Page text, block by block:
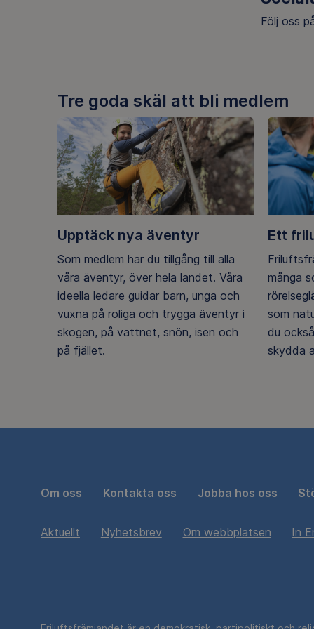
Följ oss
Tre goda skäl att bli medlem
Upptäck nya äventyr
Som medlem har du tillgång till alla
våra äventyr, över hela landet. Våra
ideella ledare guidar barn, unga och
vuxna på roliga och trygga äventyr i
skogen, på vattnet, snön, isen och
på fjället.
Ett
många
som
du
skydda
Om oss Kontakta oss Jobba hos oss
Aktuellt Nyhetsbrev Om webbplatsen In